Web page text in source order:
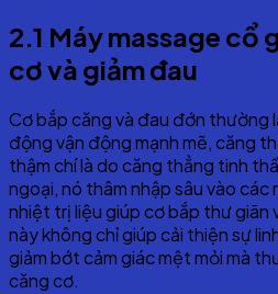
2.1 Máy massage cổ
cơ và giảm đau
Cơ bắp căng và đau đớn thường
động vận động mạnh mẽ, căng
thậm chí là do căng thẳng tinh
ngoại, nó thâm nhập sâu vào các
nhiệt trị liệu giúp cơ bắp thư giãn
này không chỉ giúp cải thiện sự
giảm bớt cảm giác mệt mỏi mà
căng cơ.